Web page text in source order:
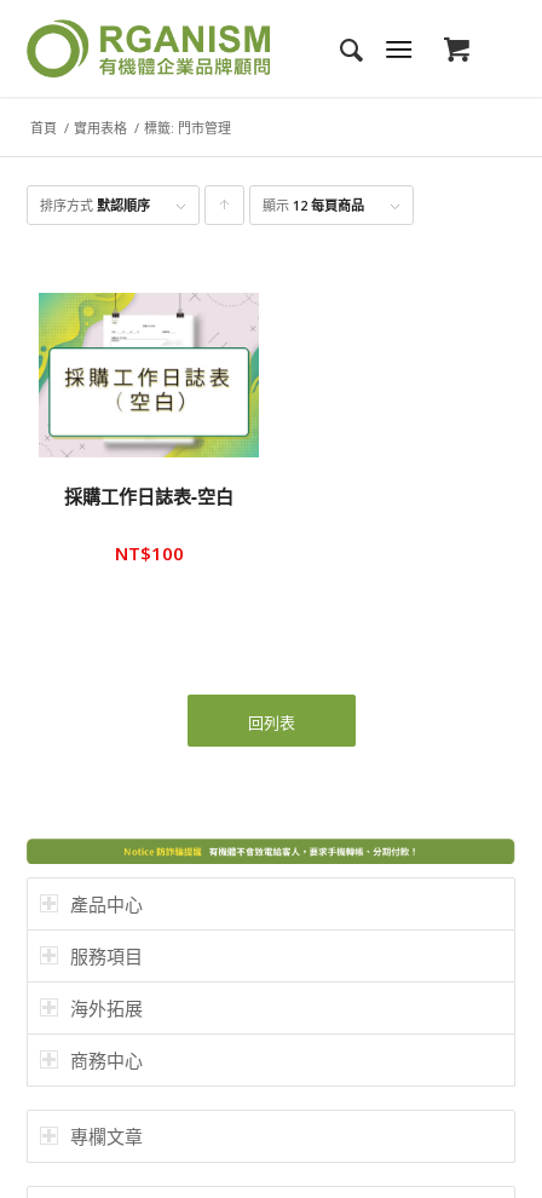
首頁 / 實用表格 / 標籤: 門市管理
排序方式默認順序 點
品
顯示 12 每頁商品
採購工作日誌表-空白
NT$100
回列表
產品中心
服務項目
海外拓展
商務中心
專欄文章